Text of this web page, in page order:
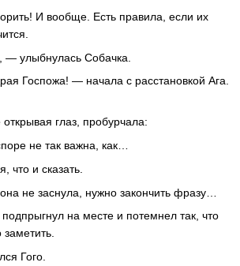
И вообще. Есть правила, если их
улыбнулась Собачка.
Госпожа! — начала с расстановкой Ага.
глаз, пробурчала:
не так важна, как…
что и сказать.
не заснула, нужно закончить фразу…
на месте и потемнел так, что
Гого.